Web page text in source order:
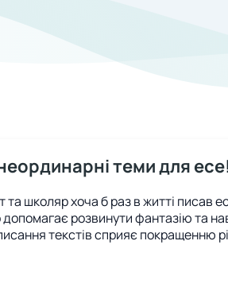
теми для
та школяр хоча б раз в житті писав
допомагає розвинути фантазію та
текстів сприяє покращенню